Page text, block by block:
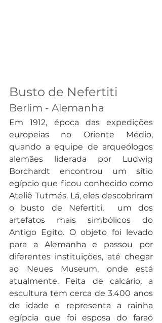
Busto de Nefertiti
Berlim - Alemanha
Em 1912, época das expedições
europeias no Oriente Médio,
quando a equipe de arqueólogos
alemães liderada por Ludwig
Borchardt encontrou um sítio
egípcio que ficou conhecido como
Ateliê Tutmés. Lá, eles descobriram
o busto de Nefertiti,  um dos
artefatos mais simbólicos do
Antigo Egito. O objeto foi levado
para a Alemanha e passou por
diferentes instituições, até chegar
ao Neues Museum, onde está
atualmente. Feita de calcário, a
escultura tem cerca de 3.400 anos
de idade e representa a rainha
egípcia que foi esposa do faraó